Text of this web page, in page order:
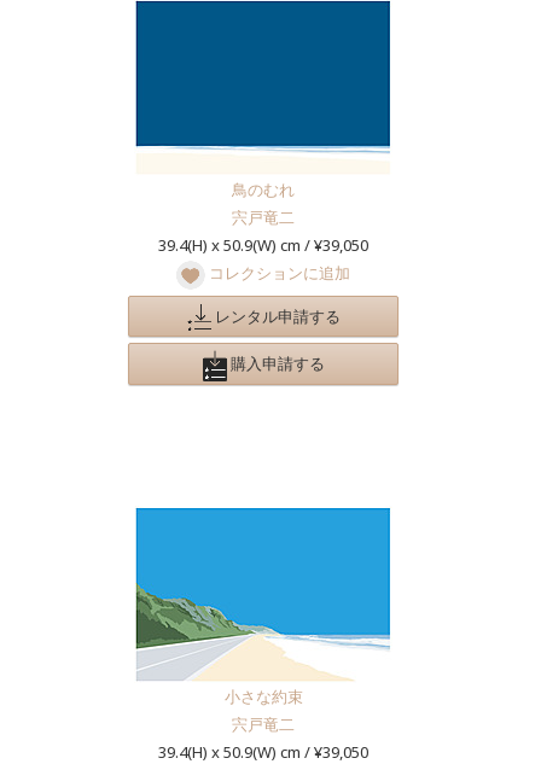
鳥のむれ
宍戸竜二
39.4(H) x 50.9(W) cm / ¥39,050
コレクションに追加
レンタル申請する
購入申請する
小さな約束
宍戸竜二
39.4(H) x 50.9(W) cm / ¥39,050